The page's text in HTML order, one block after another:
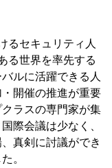
るセキュリティ人
る世界を率先する
ルに活躍できる人
開催の推進が重要
ラスの専門家が集
際会議は少なく、
真剣に討議ができ
。